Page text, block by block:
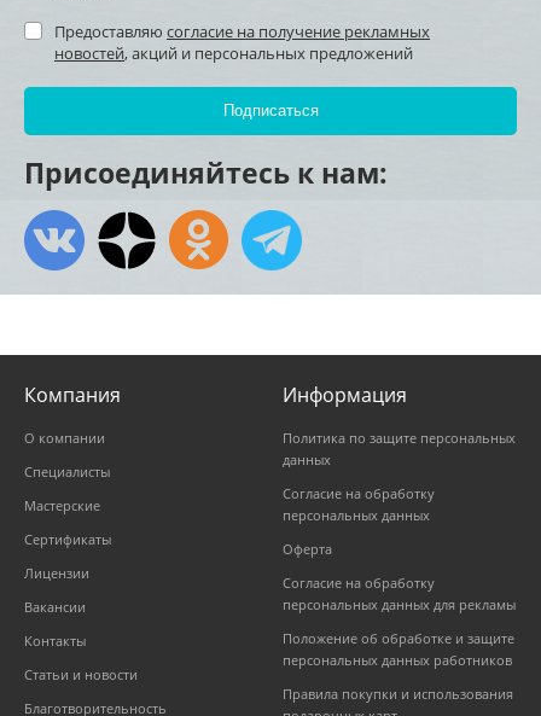
Предоставляю согласие на получение рекламных
новостей, акций и персональных предложений
Присоединяйтесь к нам:
Компания
О компании
Специалисты
Мастерские
Сертификаты
Лицензии
Вакансии
Контакты
Статьи и новости
Благотворительность
Информация
Политика по защите персональных
данных
Согласие на обработку
персональных данных
Оферта
Согласие на обработку
персональных данных для рекламы
Положение об обработке и защите
персональных данных работников
Правила покупки и использования